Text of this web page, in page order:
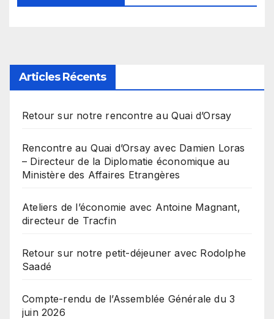
Articles Récents
Retour sur notre rencontre au Quai d’Orsay
Rencontre au Quai d’Orsay avec Damien Loras
– Directeur de la Diplomatie économique au
Ministère des Affaires Etrangères
Ateliers de l’économie avec Antoine Magnant,
directeur de Tracfin
Retour sur notre petit-déjeuner avec Rodolphe
Saadé
Compte-rendu de l’Assemblée Générale du 3
juin 2026